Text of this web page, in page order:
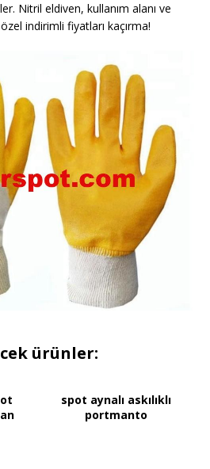
Nitril eldiven, kullanım alanı ve
indirimli fiyatları kaçırma!
ürünler:
spot aynalı askılıklı
portmanto